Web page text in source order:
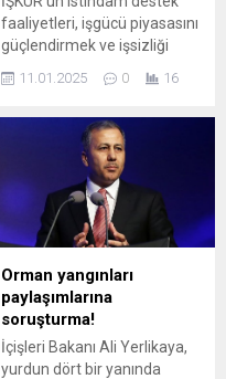
faaliyetleri, işgücü piyasasını
güçlendirmek ve işsizliği
azaltmak amacıyla sunduğu
çeşitli projeleri içerir. Bu
ve sağladığı fırsatlar
hakkında detaylı bilgilere
ulaşabilirsiniz.
11.01.2025 0 16
Orman yangınları
paylaşımlarına
soruşturma!
İçişleri Bakanı Ali Yerlikaya,
yurdun dört bir yanında